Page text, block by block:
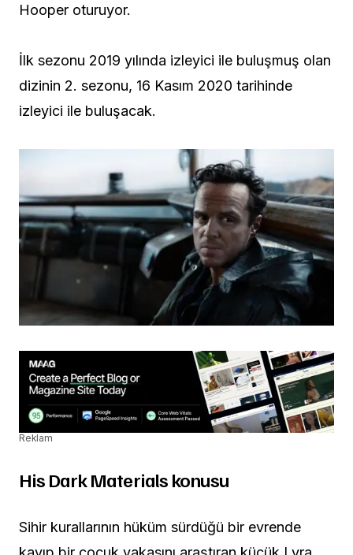
Hooper oturuyor.
İlk sezonu 2019 yılında izleyici ile buluşmuş olan
dizinin 2. sezonu, 16 Kasım 2020 tarihinde
izleyici ile buluşacak.
Reklam
His Dark Materials konusu
Sihir kurallarının hüküm sürdüğü bir evrende